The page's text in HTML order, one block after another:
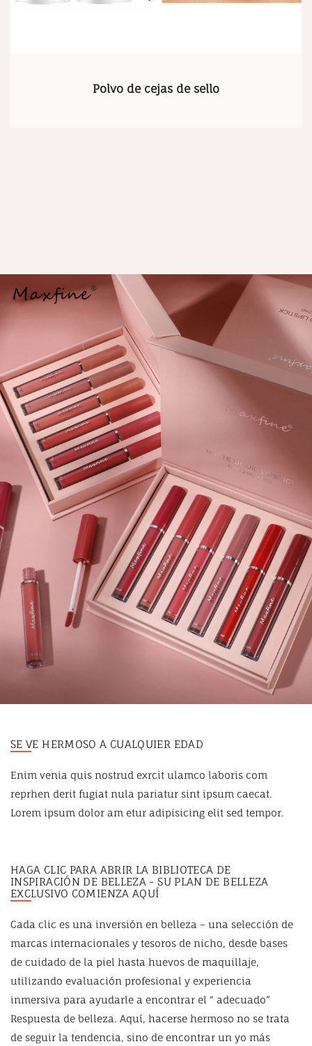
Polvo de cejas de sello
SE VE HERMOSO A CUALQUIER EDAD
Enim venia quis nostrud exrcit ulamco laboris com
reprhen derit fugiat nula pariatur sint ipsum caecat.
Lorem ipsum dolor am etur adipisicing elit sed tempor.
HAGA CLIC PARA ABRIR LA BIBLIOTECA DE
INSPIRACIÓN DE BELLEZA - SU PLAN DE BELLEZA
EXCLUSIVO COMIENZA AQUÍ
Cada clic es una inversión en belleza – una selección de
marcas internacionales y tesoros de nicho, desde bases
de cuidado de la piel hasta huevos de maquillaje,
utilizando evaluación profesional y experiencia
inmersiva para ayudarle a encontrar el “ adecuado”
Respuesta de belleza. Aquí, hacerse hermoso no se trata
de seguir la tendencia, sino de encontrar un yo más